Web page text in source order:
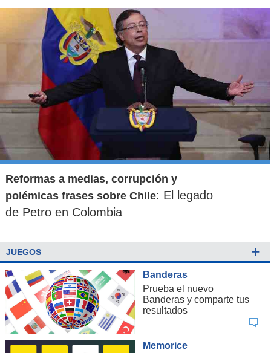
Reformas a medias, corrupción y
polémicas frases sobre Chile: El legado
de Petro en Colombia
JUEGOS +
Banderas
Prueba el nuevo
Banderas y comparte tus
resultados
Memorice